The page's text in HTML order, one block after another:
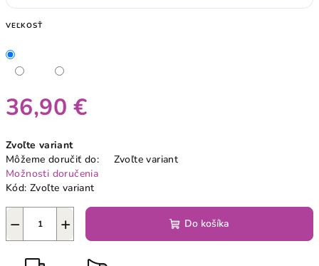
VEĽKOSŤ
36,90 €
cena:
Zvoľte variant
Môžeme doručiť do:
Zvoľte variant
Možnosti doručenia
Kód: Zvoľte variant
+
− Do košíka